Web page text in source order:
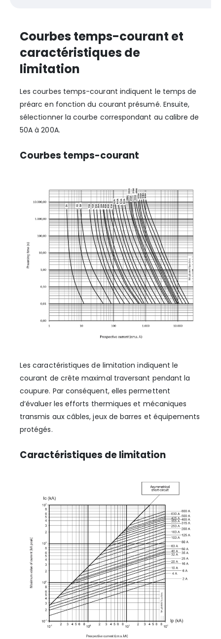
Courbes temps-courant et
caractéristiques de
limitation
Les courbes temps-courant indiquent le temps de
préarc en fonction du courant présumé. Ensuite,
sélectionner la courbe correspondant au calibre de
50A à 200A.
Courbes temps-courant
Les caractéristiques de limitation indiquent le
courant de crête maximal traversant pendant la
coupure. Par conséquent, elles permettent
d’évaluer les efforts thermiques et mécaniques
transmis aux câbles, jeux de barres et équipements
protégés.
Caractéristiques de limitation